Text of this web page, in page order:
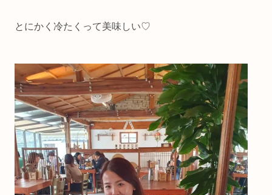
とにかく冷たくって美味しい♡